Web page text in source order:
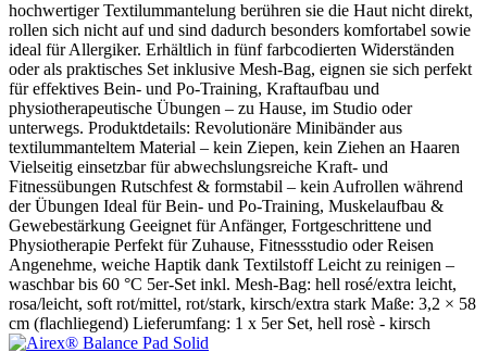
hochwertiger Textilummantelung berühren sie die Haut nicht direkt,
rollen sich nicht auf und sind dadurch besonders komfortabel sowie
ideal für Allergiker. Erhältlich in fünf farbcodierten Widerständen
oder als praktisches Set inklusive Mesh-Bag, eignen sie sich perfekt
für effektives Bein- und Po-Training, Kraftaufbau und
physiotherapeutische Übungen – zu Hause, im Studio oder
unterwegs. Produktdetails: Revolutionäre Minibänder aus
textilummanteltem Material – kein Ziepen, kein Ziehen an Haaren
Vielseitig einsetzbar für abwechslungsreiche Kraft- und
Fitnessübungen Rutschfest & formstabil – kein Aufrollen während
der Übungen Ideal für Bein- und Po-Training, Muskelaufbau &
Gewebestärkung Geeignet für Anfänger, Fortgeschrittene und
Physiotherapie Perfekt für Zuhause, Fitnessstudio oder Reisen
Angenehme, weiche Haptik dank Textilstoff Leicht zu reinigen –
waschbar bis 60 °C 5er-Set inkl. Mesh-Bag: hell rosé/extra leicht,
rosa/leicht, soft rot/mittel, rot/stark, kirsch/extra stark Maße: 3,2 × 58
cm (flachliegend) Lieferumfang: 1 x 5er Set, hell rosè - kirsch